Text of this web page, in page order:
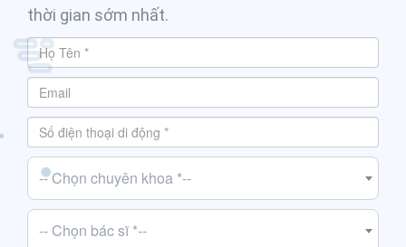
thời gian sớm nhất.
-- Chọn chuyên khoa *--
-- Chọn bác sĩ *--